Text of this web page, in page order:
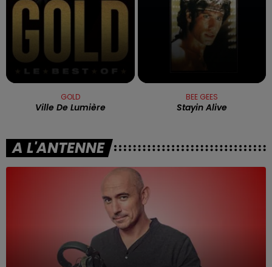
GOLD
Ville De Lumière
BEE GEES
Stayin Alive
A L'ANTENNE